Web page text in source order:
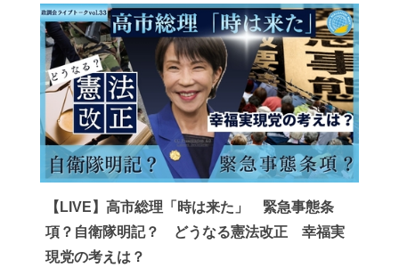
【LIVE】高市総理「時は来た」 緊急事態条
項？自衛隊明記？ どうなる憲法改正 幸福実
現党の考えは？